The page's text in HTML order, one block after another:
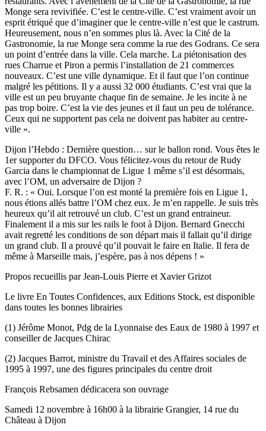
Monge sera revivifiée. C’est le centre-ville. C’est vraiment avoir un
esprit étriqué que d’imaginer que le centre-ville n’est que le castrum.
Heureusement, nous n’en sommes plus là. Avec la Cité de la
Gastronomie, la rue Monge sera comme la rue des Godrans. Ce sera
un point d’entrée dans la ville. Cela marche. La piétonisation des
rues Charrue et Piron a permis l’installation de 21 commerces
nouveaux. C’est une ville dynamique. Et il faut que l’on continue
malgré les pétitions. Il y a aussi 32 000 étudiants. C’est vrai que la
ville est un peu bruyante chaque fin de semaine. Je les incite à ne
pas trop boire. C’est la vie des jeunes et il faut un peu de tolérance.
Ceux qui ne supportent pas cela ne doivent pas habiter au centre-
ville ».
Dijon l’Hebdo : Dernière question… sur le ballon rond. Vous êtes le
1er supporter du DFCO. Vous félicitez-vous du retour de Rudy
Garcia dans le championnat de Ligue 1 même s’il est désormais,
avec l’OM, un adversaire de Dijon ?
F. R. : « Oui. Lorsque l’on est monté la première fois en Ligue 1,
nous étions allés battre l’OM chez eux. Je m’en rappelle. Je suis très
heureux qu’il ait retrouvé un club. C’est un grand entraineur.
Finalement il a mis sur les rails le foot à Dijon. Bernard Gnecchi
avait regretté les conditions de son départ mais il fallait qu’il dirige
un grand club. Il a prouvé qu’il pouvait le faire en Italie. Il fera de
même à Marseille mais, j’espère, pas à nos dépens ! »
Propos recueillis par Jean-Louis Pierre et Xavier Grizot
Le livre En Toutes Confidences, aux Editions Stock, est disponible
dans toutes les bonnes librairies
(1) Jérôme Monot, Pdg de la Lyonnaise des Eaux de 1980 à 1997 et
conseiller de Jacques Chirac
(2) Jacques Barrot, ministre du Travail et des Affaires sociales de
1995 à 1997, une des figures principales du centre droit
François Rebsamen dédicacera son ouvrage
Samedi 12 novembre à 16h00 à la librairie Grangier, 14 rue du
Château à Dijon